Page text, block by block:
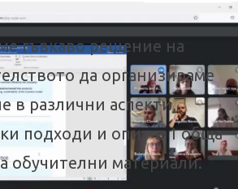
гъвкаво решение на
да организираме
в различни аспекти,
подходи и опит в 1 обща
обучителни материали.